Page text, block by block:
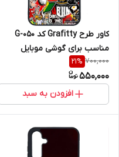
کاور طرح Grafitty کد G-050
مناسب برای گوشی موبایل
سامسونگ Galaxy A16 4G / A16
5G
700,000
21%
550,000
افزودن به سبد